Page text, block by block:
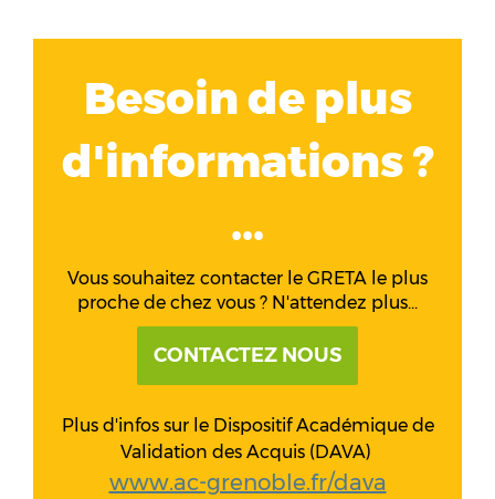
Besoin de plus
d'informations ?
...
Vous souhaitez contacter le GRETA le plus
proche de chez vous ? N'attendez plus...
CONTACTEZ NOUS
Plus d'infos sur le Dispositif Académique de
Validation des Acquis (DAVA)
www.ac-grenoble.fr/dava